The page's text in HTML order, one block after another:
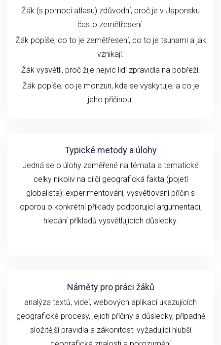
Žák (s pomocí atlasu) zdůvodní, proč je v Japonsku
často zemětřesení.
Žák popíše, co to je zemětřesení, co to je tsunami a jak
vznikají.
Žák vysvětlí, proč žije nejvíc lidí zpravidla na pobřeží.
Žák popíše, co je monzun, kde se vyskytuje, a co je
jeho příčinou.
Typické metody a úlohy
Jedná se o úlohy zaměřené na témata a tematické
celky nikolivna dílčí geografická fakta (pojetí
globalista): experimentování, vysvětlování příčin s
oporou o konkrétní příklady podporující argumentaci,
hledání příkladů vysvětlujících důsledky.
Náměty pro práci žáků
analýza textů, videí, webových aplikací ukazujících
geografické procesy, jejich příčiny a důsledky, případně
složitější pravidla a zákonitosti vyžadující hlubší